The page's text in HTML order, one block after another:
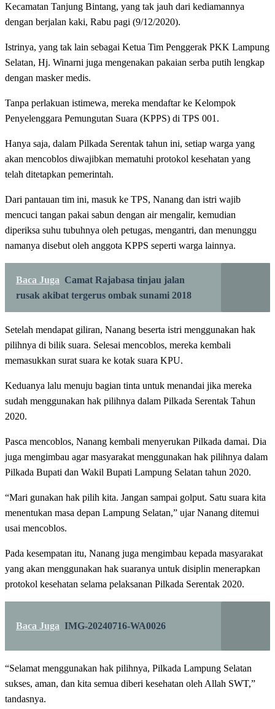
Kecamatan Tanjung Bintang, yang tak jauh dari kediamannya
dengan berjalan kaki, Rabu pagi (9/12/2020).
Istrinya, yang tak lain sebagai Ketua Tim Penggerak PKK Lampung
Selatan, Hj. Winarni juga mengenakan pakaian serba putih lengkap
dengan masker medis.
Tanpa perlakuan istimewa, mereka mendaftar ke Kelompok
Penyelenggara Pemungutan Suara (KPPS) di TPS 001.
Hanya saja, dalam Pilkada Serentak tahun ini, setiap warga yang
akan mencoblos diwajibkan mematuhi protokol kesehatan yang
telah ditetapkan pemerintah.
Dari pantauan tim ini, masuk ke TPS, Nanang dan istri wajib
mencuci tangan pakai sabun dengan air mengalir, kemudian
diperiksa suhu tubuhnya oleh petugas, mengantri, dan menunggu
namanya disebut oleh anggota KPPS seperti warga lainnya.
Baca Juga Camat Rajabasa tinjau jalan
rusak akibat tergerus ombak sunami 2018
Setelah mendapat giliran, Nanang beserta istri menggunakan hak
pilihnya di bilik suara. Selesai mencoblos, mereka kembali
memasukkan surat suara ke kotak suara KPU.
Keduanya lalu menuju bagian tinta untuk menandai jika mereka
sudah menggunakan hak pilihnya dalam Pilkada Serentak Tahun
2020.
Pasca mencoblos, Nanang kembali menyerukan Pilkada damai. Dia
juga mengimbau agar masyarakat menggunakan hak pilihnya dalam
Pilkada Bupati dan Wakil Bupati Lampung Selatan tahun 2020.
“Mari gunakan hak pilih kita. Jangan sampai golput. Satu suara kita
menentukan masa depan Lampung Selatan,” ujar Nanang ditemui
usai mencoblos.
Pada kesempatan itu, Nanang juga mengimbau kepada masyarakat
yang akan menggunakan hak suaranya untuk disiplin menerapkan
protokol kesehatan selama pelaksanan Pilkada Serentak 2020.
Baca Juga IMG-20240716-WA0026
“Selamat menggunakan hak pilihnya, Pilkada Lampung Selatan
sukses, aman, dan kita semua diberi kesehatan oleh Allah SWT,”
tandasnya.